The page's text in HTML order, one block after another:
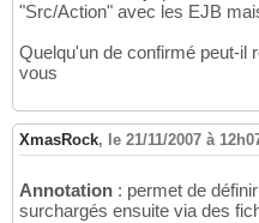
"Src/Action" avec les EJB
Quelqu'un de confirmé peut-il
vous
XmasRock, le 21/11/2007 à
Annotation : permet de
surchargés ensuite via des